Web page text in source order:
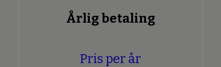
Årlig betaling
Pris per år